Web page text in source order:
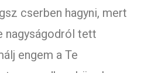
cserben hagyni, mert
nagyságodról tett
engem a Te